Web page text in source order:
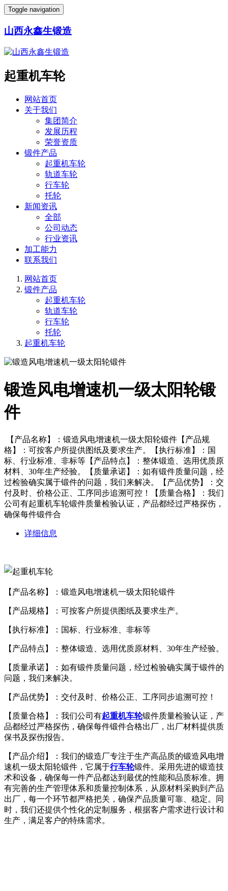
Toggle navigation
山西永鑫生锻造
起重机车轮
网站首页
关于我们
集团简介
发展历程
荣誉资质
锻件产品
起重机车轮
轨道车轮
行车轮
托轮
新闻资讯
全部
公司动态
行业资讯
加工能力
联系我们
网站首页
锻件产品
起重机车轮
轨道车轮
行车轮
托轮
起重机车轮
锻造风电增速机一级太阳轮锻
件
【产品名称】：锻造风电增速机一级太阳轮锻件【产品规
格】：可按客户所提供图纸及要求生产。【执行标准】：国
标、行业标准、非标等【产品特点】：整体锻造、选用优质原
材料、30年生产经验。【质量承诺】：如有锻件质量问题，经
过检验确实属于锻件的问题，我们来解决。【产品优势】：交
付及时、价格公正、工序同步追溯可控！【质量合格】：我们
公司有起重机车轮锻件质量检验认证，产品都经过严格探伤，
确保每件锻件合
详细信息
【产品名称】：锻造风电增速机一级太阳轮锻件
【产品规格】：可按客户所提供图纸及要求生产。
【执行标准】：国标、行业标准、非标等
【产品特点】：整体锻造、选用优质原材料、30年生产经验。
【质量承诺】：如有锻件质量问题，经过检验确实属于锻件的
问题，我们来解决。
【产品优势】：交付及时、价格公正、工序同步追溯可控！
【质量合格】：我们公司有起重机车轮锻件质量检验认证，产
品都经过严格探伤，确保每件锻件合格出厂，出厂材料提供质
保书及探伤报告。
【产品介绍】：我们的锻造厂专注于生产高品质的锻造风电增
速机一级太阳轮锻件，它属于行车轮锻件。采用先进的锻造技
术和设备，确保每一件产品都达到最优的性能和品质标准。拥
有完善的生产管理体系和质量控制体系，从原材料采购到产品
出厂，每一个环节都严格把关，确保产品质量可靠、稳定。同
时，我们还提供个性化的定制服务，根据客户需求进行设计和
生产，满足客户的特殊需求。